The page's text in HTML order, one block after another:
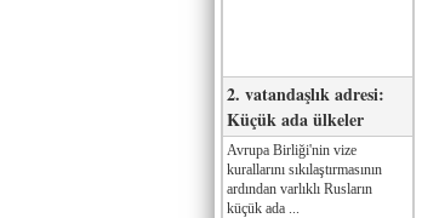
2. vatandaşlık adresi:
Küçük ada ülkeler
Avrupa Birliği'nin vize
kurallarını sıkılaştırmasının
ardından varlıklı Rusların
küçük ada ...